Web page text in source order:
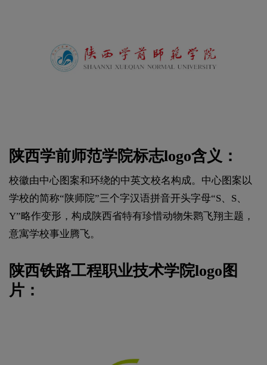
陕西学前师范学院标志logo含义：
校徽由中心图案和环绕的中英文校名构成。中心图案以
学校的简称“陕师院”三个字汉语拼音开头字母“S、S、
Y”略作变形，构成陕西省特有珍惜动物朱鹮飞翔主题，
意寓学校事业腾飞。
陕西铁路工程职业技术学院logo图
片：